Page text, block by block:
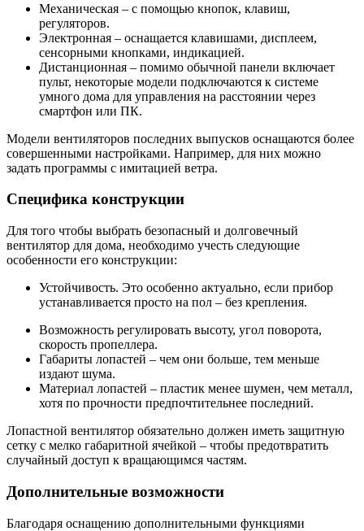
Механическая – с помощью кнопок, клавиш,
регуляторов.
Электронная – оснащается клавишами, дисплеем,
сенсорными кнопками, индикацией.
Дистанционная – помимо обычной панели включает
пульт, некоторые модели подключаются к системе
умного дома для управления на расстоянии через
смартфон или ПК.
Модели вентиляторов последних выпусков оснащаются более
совершенными настройками. Например, для них можно
задать программы с имитацией ветра.
Специфика конструкции
Для того чтобы выбрать безопасный и долговечный
вентилятор для дома, необходимо учесть следующие
особенности его конструкции:
Устойчивость. Это особенно актуально, если прибор
устанавливается просто на пол – без крепления.
Возможность регулировать высоту, угол поворота,
скорость пропеллера.
Габариты лопастей – чем они больше, тем меньше
издают шума.
Материал лопастей – пластик менее шумен, чем металл,
хотя по прочности предпочтительнее последний.
Лопастной вентилятор обязательно должен иметь защитную
сетку с мелко габаритной ячейкой – чтобы предотвратить
случайный доступ к вращающимся частям.
Дополнительные возможности
Благодаря оснащению дополнительными функциями